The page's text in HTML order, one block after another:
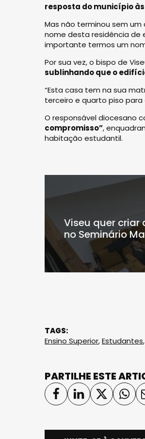
resposta do município
Mas não terminou sem
nome desta residência de
importante termos um
Por sua vez, o bispo de
sublinhando que o
“Esta casa tem na sua
terceiro e quarto piso para
O responsável diocesano
compromisso”,
habitação estudantil.
Viseu quer
no Seminário
TAGS:
Ensino Superior,Estudantes,
PARTILHE ESTE